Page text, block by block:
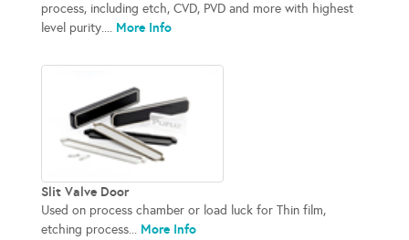
process, including etch, CVD, PVD and more with highest
level purity.... More Info
Slit Valve Door
Used on process chamber or load luck for Thin film,
etching process... More Info